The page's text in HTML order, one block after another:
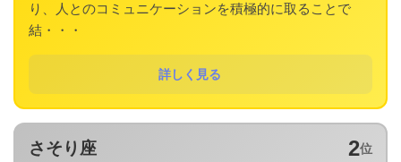
り、人とのコミュニケーションを積極的に取ることで
結・・・
詳しく見る
2位
さそり座